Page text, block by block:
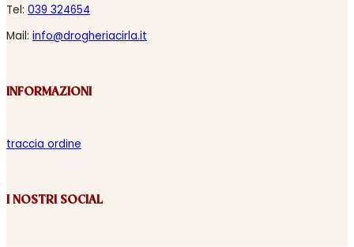
Tel: 039 324654
Mail: info@drogheriacirla.it
INFORMAZIONI
traccia ordine
I NOSTRI SOCIAL